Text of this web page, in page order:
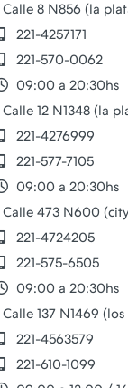
Calle 8 N856 (la
221-4257171
221-570-0062
09:00 a 20:30hs
Calle 12 N1348 (la
221-4276999
221-577-7105
09:00 a 20:30hs
Calle 473 N600
221-4724205
221-575-6505
09:00 a 20:30hs
Calle 137 N1469
221-4563579
221-610-1099